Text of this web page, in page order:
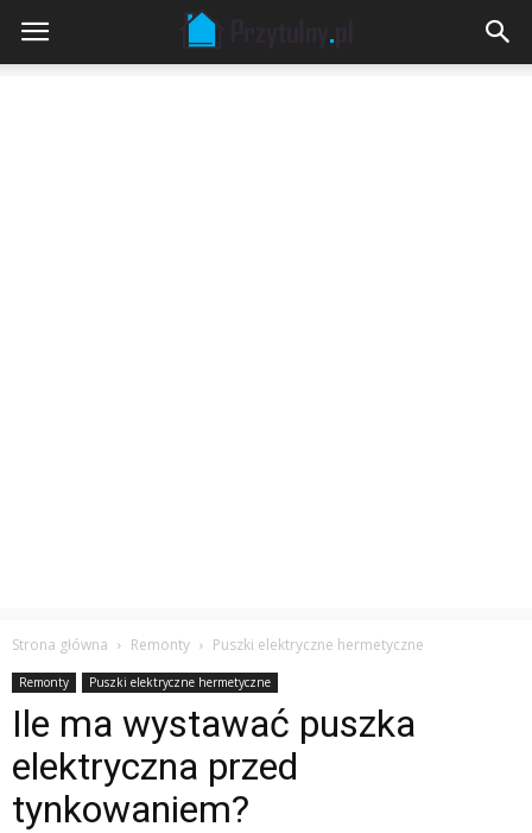
Strona główna Remonty Puszki elektryczne hermetyczne
Remonty Puszki elektryczne hermetyczne
Ile ma wystawać puszka
elektryczna przed
tynkowaniem?